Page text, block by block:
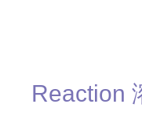
Reaction